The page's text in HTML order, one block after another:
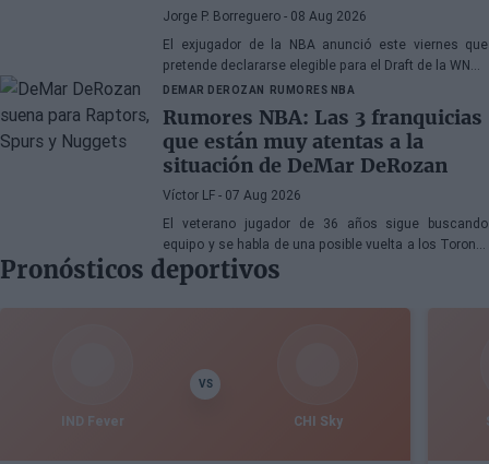
Jorge P. Borreguero - 08 Aug 2026
El exjugador de la NBA anunció este viernes que
pretende declararse elegible para el Draft de la WNBA
de 2027
DEMAR DEROZAN RUMORES NBA
Rumores NBA: Las 3 franquicias
que están muy atentas a la
situación de DeMar DeRozan
Víctor LF - 07 Aug 2026
El veterano jugador de 36 años sigue buscando
equipo y se habla de una posible vuelta a los Toronto
Raptors o San Antonio Spurs, mientras Denver
Nuggets también forma parte de la ecuación
Pronósticos deportivos
IND Fever
VS
CHI Sky